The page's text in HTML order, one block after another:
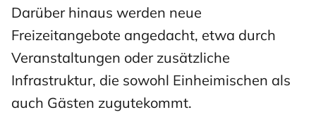
Darüber hinaus werden neue
Freizeitangebote angedacht, etwa durch
Veranstaltungen oder zusätzliche
Infrastruktur, die sowohl Einheimischen als
auch Gästen zugutekommt.